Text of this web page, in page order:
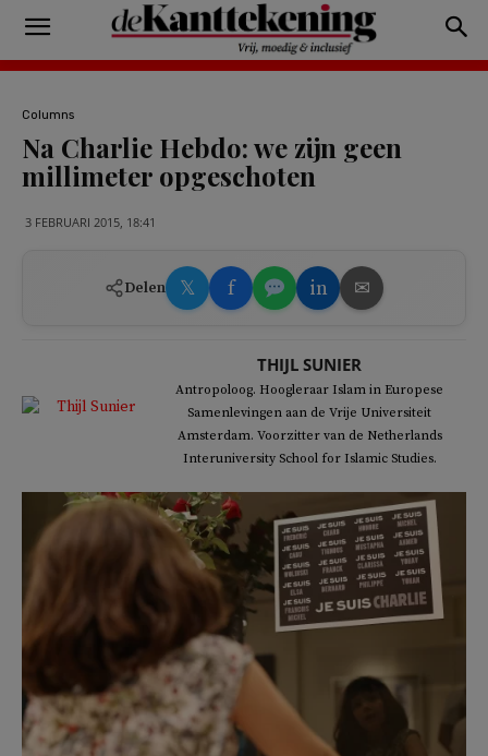
Columns
Na Charlie Hebdo: we zijn geen
millimeter opgeschoten
3 FEBRUARI 2015, 18:41
Delen 𝕏 f in ✉
THIJL SUNIER
Antropoloog. Hoogleraar Islam in Europese
Samenlevingen aan de Vrije Universiteit
Amsterdam. Voorzitter van de Netherlands
Interuniversity School for Islamic Studies.